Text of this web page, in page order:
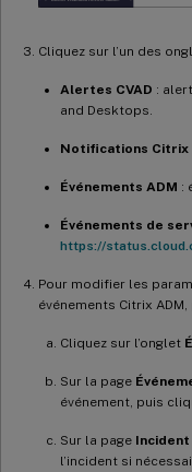
Cliquez sur l’un des
Alertes CVAD :
and Desktops.
Notifications Citrix
Événements ADM :
Événements de
https://
Pour modifier les
événements Citrix
Cliquez sur l’onglet
Sur la page
événement, puis
Sur la page Incident
l’incident si